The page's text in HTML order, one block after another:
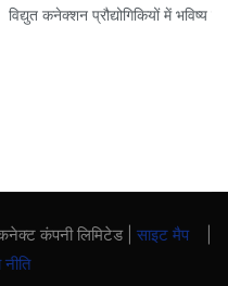
अभ्यास
विद्युत कनेक्शन प्रौद्योगिकियों में भविष्य
कंपनी लिमिटेड | साइट मैप
नीति